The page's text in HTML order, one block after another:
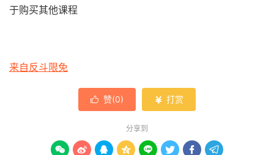
于购买其他课程
来自反斗限免
 赞(0)  打赏
分享到
       